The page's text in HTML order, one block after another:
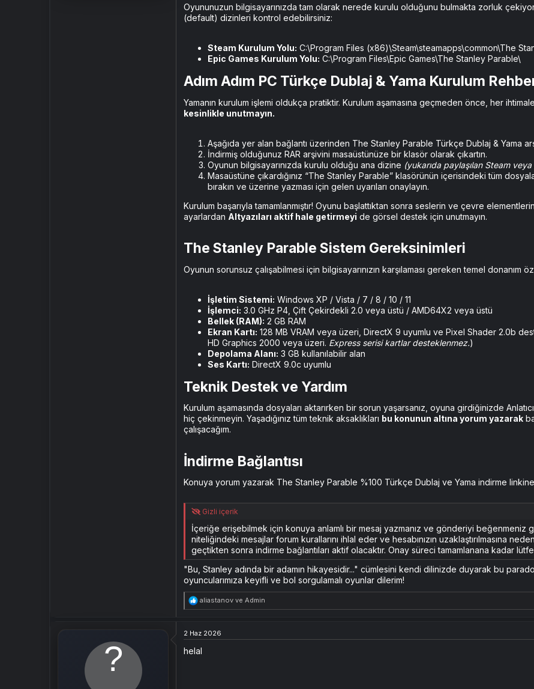
Oyununuzun bilgisayarınızda tam olarak nerede kurulu olduğunu bulmakta zorluk
(default) dizinleri kontrol edebilirsiniz:
Steam Kurulum Yolu: C:\Program Files (x86)\Steam\steamapps\common\The
Epic Games Kurulum Yolu: C:\Program Files\Epic Games\The Stanley Parable\
Adım Adım PC Türkçe Dublaj & Yama Kurulum
Yamanın kurulum işlemi oldukça pratiktir. Kurulum aşamasına geçmeden önce, her
kesinlikle unutmayın.
Aşağıda yer alan bağlantı üzerinden The Stanley Parable Türkçe Dublaj & Yama
İndirmiş olduğunuz RAR arşivini masaüstünüze bir klasör olarak çıkartın.
Oyunun bilgisayarınızda kurulu olduğu ana dizine (yukarıda paylaşılan Steam
Masaüstüne çıkardığınız “The Stanley Parable” klasörünün içerisindeki tüm
bırakın ve üzerine yazması için gelen uyarıları onaylayın.
Kurulum başarıyla tamamlanmıştır! Oyunu başlattıktan sonra seslerin ve çevre
ayarlardan Altyazıları aktif hale getirmeyi de görsel destek için unutmayın.
The Stanley Parable Sistem Gereksinimleri​
Oyunun sorunsuz çalışabilmesi için bilgisayarınızın karşılaması gereken temel donanım
İşletim Sistemi: Windows XP / Vista / 7 / 8 / 10 / 11
İşlemci: 3.0 GHz P4, Çift Çekirdekli 2.0 veya üstü / AMD64X2 veya üstü
Bellek (RAM): 2 GB RAM
Ekran Kartı: 128 MB VRAM veya üzeri, DirectX 9 uyumlu ve Pixel Shader 2.0b
HD Graphics 2000 veya üzeri. Express serisi kartlar desteklenmez.)
Depolama Alanı: 3 GB kullanılabilir alan
Ses Kartı: DirectX 9.0c uyumlu
Teknik Destek ve Yardım​
Kurulum aşamasında dosyaları aktarırken bir sorun yaşarsanız, oyuna girdiğinizde
hiç çekinmeyin. Yaşadığınız tüm teknik aksaklıkları bu konunun altına yorum yazarak
çalışacağım.
İndirme Bağlantısı​
Konuya yorum yazarak The Stanley Parable %100 Türkçe Dublaj ve Yama indirme linkine
Gizli içerik
İçeriğe erişebilmek için konuya anlamlı bir mesaj yazmanız ve gönderiyi beğenmeniz
niteliğindeki mesajlar forum kurallarını ihlal eder ve hesabınızın uzaklaştırılmasına
geçtikten sonra indirme bağlantıları aktif olacaktır. Onay süreci tamamlanana kadar
"Bu, Stanley adında bir adamın hikayesidir..." cümlesini kendi dilinizde duyarak bu
oyuncularımıza keyifli ve bol sorgulamalı oyunlar dilerim!
T
e
i
l
e
aliastanov ve Admin
2 Haz 2026
helal